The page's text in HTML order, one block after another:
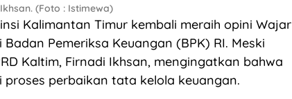
(Foto : Istimewa)
Kalimantan Timur kembali meraih opini Wajar
Pemeriksa Keuangan (BPK) RI. Meski
Kaltim, Firnadi Ikhsan, mengingatkan bahwa
perbaikan tata kelola keuangan.